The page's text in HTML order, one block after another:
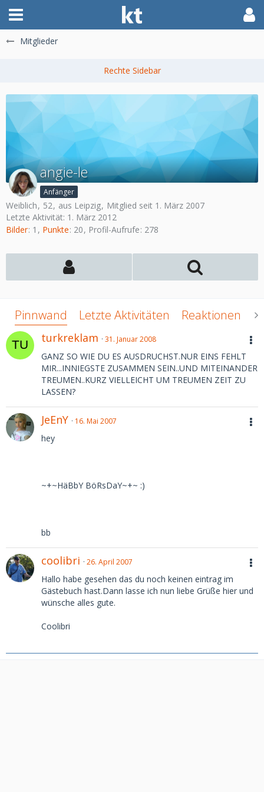
Mitglieder
angie-le
Anfänger
Weiblich 52 aus Leipzig
Mitglied seit 1. März 2007
Letzte Aktivität: 1. März 2012
Bilder 1 Punkte 20 Profil-Aufrufe 278
Pinnwand Letzte Aktivitäten Reaktionen
turkreklam 31. Januar 2008
GANZ SO WIE DU ES AUSDRUCHST.NUR EINS FEHLT
MIR...INNIEGSTE ZUSAMMEN SEIN..UND MITEINANDER
TREUMEN..KURZ VIELLEICHT UM TREUMEN ZEIT ZU
LASSEN?
JeEnY 16. Mai 2007
hey
~+~HäBbY BöRsDaY~+~ :)
bb
coolibri 26. April 2007
Hallo habe gesehen das du noch keinen eintrag im
Gästebuch hast.Dann lasse ich nun liebe Grüße hier und
wünsche alles gute.
Coolibri